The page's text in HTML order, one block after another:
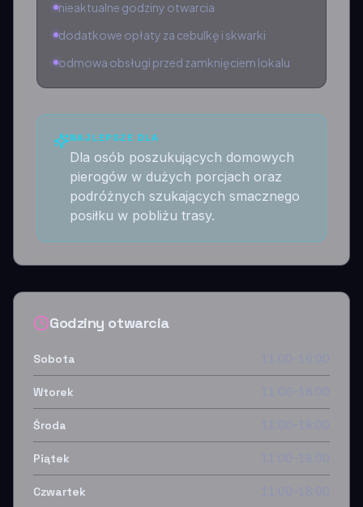
nieaktualne godziny otwarcia
dodatkowe opłaty za cebulkę i skwarki
odmowa obsługi przed zamknięciem lokalu
NAJLEPSZE DLA
Dla osób poszukujących domowych
pierogów w dużych porcjach oraz
podróżnych szukających smacznego
posiłku w pobliżu trasy.
Godziny otwarcia
Sobota
Wtorek
Środa
Piątek
Czwartek